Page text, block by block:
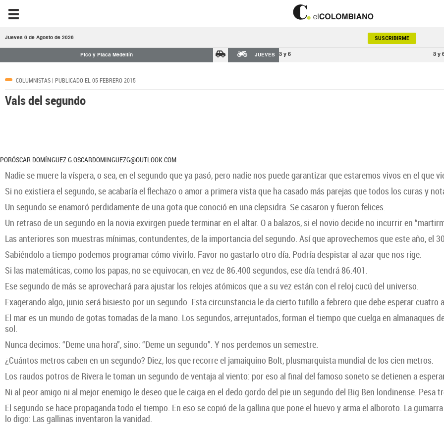
Jueves 6 de Agosto de 2026 SUSCRIBIRME
Pico y Placa Medellín JUEVES 3 y 6 3 y
COLUMNISTAS | PUBLICADO EL 05 FEBRERO 2015
Vals del segundo
PORÓSCAR DOMÍNGUEZ G.OSCARDOMINGUEZG@OUTLOOK.COM
Nadie se muere la víspera, o sea, en el segundo que ya pasó, pero nadie nos puede garantizar que estaremos vivos en el que
Si no existiera el segundo, se acabaría el flechazo o amor a primera vista que ha casado más parejas que todos los curas y
Un segundo se enamoró perdidamente de una gota que conoció en una clepsidra. Se casaron y fueron felices.
Un retraso de un segundo en la novia exvirgen puede terminar en el altar. O a balazos, si el novio decide no incurrir en
Las anteriores son muestras mínimas, contundentes, de la importancia del segundo. Así que aprovechemos que este año, el
Sabiéndolo a tiempo podemos programar cómo vivirlo. Favor no gastarlo otro día. Podría despistar al azar que nos rige.
Si las matemáticas, como los papas, no se equivocan, en vez de 86.400 segundos, ese día tendrá 86.401.
Ese segundo de más se aprovechará para ajustar los relojes atómicos que a su vez están con el reloj cucú del universo.
Exagerando algo, junio será bisiesto por un segundo. Esta circunstancia le da cierto tufillo a febrero que debe esperar cuatro
El mar es un mundo de gotas tomadas de la mano. Los segundos, arrejuntados, forman el tiempo que cuelga en almanaques
sol.
Nunca decimos: “Deme una hora”, sino: “Deme un segundo”. Y nos perdemos un semestre.
¿Cuántos metros caben en un segundo? Diez, los que recorre el jamaiquino Bolt, plusmarquista mundial de los cien metros.
Los raudos potros de Rivera le toman un segundo de ventaja al viento: por eso al final del famoso soneto se detienen a
Ni al peor amigo ni al mejor enemigo le deseo que le caiga en el dedo gordo del pie un segundo del Big Ben londinense. Pesa
El segundo se hace propaganda todo el tiempo. En eso se copió de la gallina que pone el huevo y arma el alboroto. La
lo digo: Las gallinas inventaron la vanidad.